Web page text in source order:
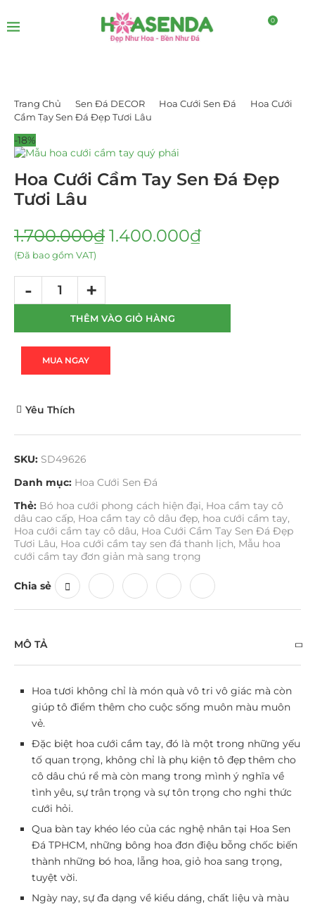
0
Trang Chủ Sen Đá DECOR Hoa Cưới Sen Đá
Hoa Cưới
Cầm Tay Sen Đá Đẹp Tươi Lâu
-18%
Hoa Cưới Cầm Tay Sen Đá Đẹp
Tươi Lâu
1.700.000₫ 1.400.000₫
(Đã bao gồm VAT)
THÊM VÀO GIỎ HÀNG
MUA NGAY
Yêu Thích
SKU: SD49626
Danh mục: Hoa Cưới Sen Đá
Thẻ: Bó hoa cưới phong cách hiện đại, Hoa cầm tay cô
dâu cao cấp, Hoa cầm tay cô dâu đẹp, hoa cưới cầm tay,
Hoa cưới cầm tay cô dâu, Hoa Cưới Cầm Tay Sen Đá Đẹp
Tươi Lâu, Hoa cưới cầm tay sen đá thanh lịch, Mẫu hoa
cưới cầm tay đơn giản mà sang trọng
Chia sẻ
MÔ TẢ
Hoa tươi không chỉ là món quà vô tri vô giác mà còn
giúp tô điểm thêm cho cuộc sống muôn màu muôn
vẻ.
Đặc biệt hoa cưới cầm tay, đó là một trong những yếu
tố quan trọng, không chỉ là phụ kiện tô đẹp thêm cho
cô dâu chú rể mà còn mang trong mình ý nghĩa về
tình yêu, sự trân trọng và sự tôn trọng cho nghi thức
cưới hỏi.
Qua bàn tay khéo léo của các nghệ nhân tại Hoa Sen
Đá TPHCM, những bông hoa đơn điệu bỗng chốc biến
thành những bó hoa, lẵng hoa, giỏ hoa sang trọng,
tuyệt vời.
Ngày nay, sự đa dạng về kiểu dáng, chất liệu và màu